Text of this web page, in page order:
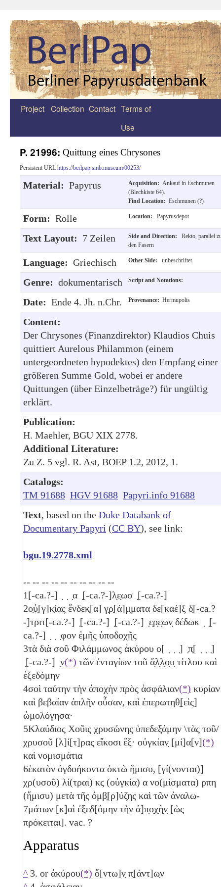
Zum
Project Collection Contact Terms of
Use
P. 21996: Quittung eines Chrysones
Persistent URL https://berlpap.smb.museum/00253/
Material: Papyrus Acquisition: Ankauf in Eschmunen
(Blechkiste 64).
Find Location: Eschmunen (?)
Form: Rolle Location: Papyrusdepot
Text Layout: 7 Zeilen Side and Direction:
Rekto, parallel
den Fasern
Language: Griechisch Other Side: unbeschriftet
Genre: dokumentarisch Script and Notations:
Date: Ende 4. Jh. n.Chr. Provenance: Hermupolis
Content:
Der Chrysones (Finanzdirektor) Klaudios Chuis
quittiert Aurelous Philammon (einem
untergeordneten hypodektes) den Empfang einer
größeren Summe Gold, wobei er andere
Quittungen (über Einzelbeträge?) für ungültig
erklärt.
Publication:
H. Maehler, BGU XIX 2778.
Additional Literature:
Zu Z. 5 vgl. R. Ast, BOEP 1.2, 2012, 1.
Catalogs:
TM 91688 HGV 91688 Papyri.info 91688
Text, based on the Duke Databank of
Documentary Papyri (CC BY), see link:
bgu.19.2778.xml
-- -- -- -- -- -- -- -- -- --
1[-ca.?-] ̣ ̣ ̣α ̣[-ca.?-]λ̣ε̣ωσ ̣[-ca.?-]
2ο̣ὐ̣[γ]κ̣ίας ἕνδεκ̣[α] γ̣ρ̣[ά]μ̣ματα δε[καὲ]ξ δ̣[-ca.?
-]τριτ[-ca.?-] ̣[-ca.?-] ̣[-ca.?-] ̣ε̣ρ̣ε̣ων̣ δέδωκ ̣ ̣[-
ca.?-] ̣ ̣ ̣φον ἐμῆς ὑποδοχῆς
3τὰ διὰ σοῦ Φιλάμμωνος ἀκύρου ο[ ̣ ̣ ̣] ̣π̣[ ̣ ̣ ̣]
̣[-ca.?-] ̣ν(*) τῶν ἐνταγίων τοῦ ἄ̣λ̣λ̣ο̣υ̣ τίτλου καὶ
ἐξεδόμην
4σοὶ ταύτην τὴν ἀποχὴν πρὸς ἀσφάλιαν(*) κυρίαν
καὶ βεβαίαν ἁπλῆ̣ν οὖσαν, καὶ ἐπερωτηθ̣[εὶς]
ὡμολόγησα·
5Κλαύδιος Χοῦις χρυσώνης ὑπεδεξάμην \τὰς τοῦ/
χρυσοῦ [λ]ί[τ]ρας εἴκοσι ἕξ· οὐγκίαν̣ [μί]α[ν](*)
καὶ νομισμάτια
6ἑκατὸν ὀγδοήκοντα ὀκτὼ ἥμισυ, [γί(νονται)]
χρ(υσοῦ) λί(τραι) κϛ (οὐγκία) α νο(μίσματα) ρπη
(ἥμισυ) μετὰ τῆς ὀμβ̣[ρ]ύζης καὶ τῶν ἀναλω-
7μάτων [κ]αὶ ἐξεδ[όμην τὴν ἀ]π̣ο̣χ̣ὴ̣ν̣ [ὡς
πρόκειται]. vac. ?
Apparatus
^ 3. or ἀκύρου(*) ὄ[ντω]ν̣ π̣[άντ]ω̣ν